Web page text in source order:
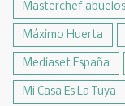
Masterchef abuelos
Máximo Huerta
Mediaset España
Mi Casa Es La Tuya